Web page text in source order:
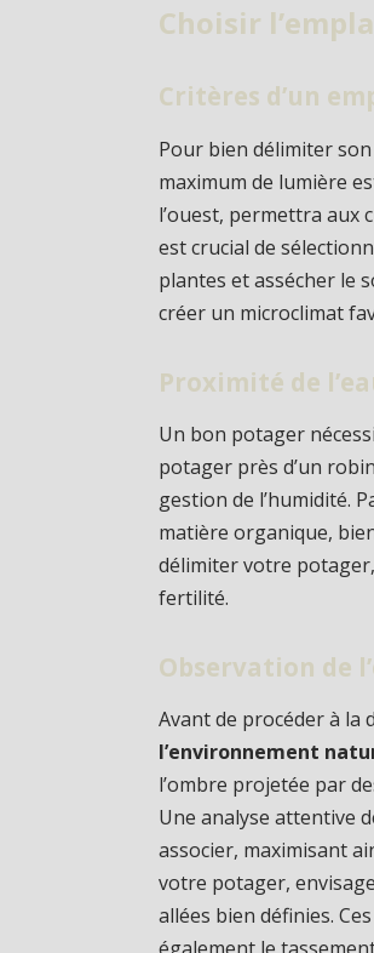
Choisir
Critères d’un
Pour bien délimiter
maximum de lumière
l’ouest, permettra aux
est crucial de
plantes et assécher le
créer un microclimat
Proximité de
Un bon potager
potager près d’un
gestion de l’humidité.
matière organique,
délimiter votre
fertilité.
Observation de
Avant de procéder à la
l’environnement
l’ombre projetée par
Une analyse attentive
associer, maximisant
votre potager,
allées bien définies.